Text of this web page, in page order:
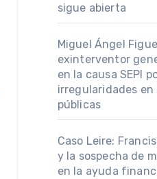
sigue abierta
Miguel Ángel
exinterventor
en la causa SEPI
irregularidades en
públicas
Caso Leire:
y la sospecha de
en la ayuda